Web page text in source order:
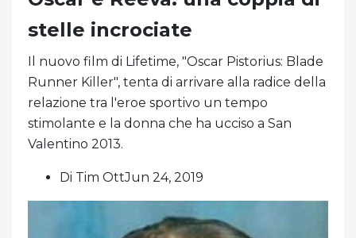
stelle incrociate
Il nuovo film di Lifetime, "Oscar Pistorius: Blade
Runner Killer", tenta di arrivare alla radice della
relazione tra l'eroe sportivo un tempo
stimolante e la donna che ha ucciso a San
Valentino 2013.
Di Tim OttJun 24, 2019